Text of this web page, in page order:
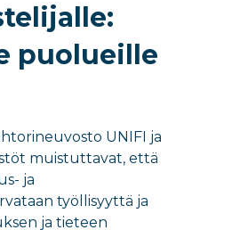
puolueille
UNIFI ja
muistuttavat, että
ja
työllisyyttä ja
ja tieteen